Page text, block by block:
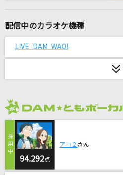
Juice=Juice
flumpool
Happily [ハッピリー]
One Direction
[生音]ドラえもん(ドラえも
星野 源
配信中のカラオケ機種
LIVE DAM WAO!
94.292点
アコ２ さん